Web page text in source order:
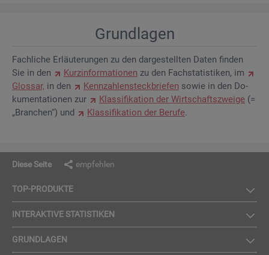
Grund­la­gen
Fach­li­che Er­läu­te­run­gen zu den dar­ge­stell­ten Daten fin­den
Sie in den
Kurz­in­for­ma­tio­nen zu den Fach­sta­tis­ti­ken, im
Glos­sar, in den Kenn­zah­len­steck­brie­fen sowie in den Do­
ku­men­ta­tio­nen zur
Klas­si­fi­ka­ti­on der Wirt­schafts­zwei­ge (=
„Bran­chen“) und
Klas­si­fi­ka­ti­on der Be­ru­fe.
Diese Seite empfehlen
TOP-PRO­DUK­TE
IN­TER­AK­TI­VE STA­TIS­TI­KEN
GRUND­LA­GEN